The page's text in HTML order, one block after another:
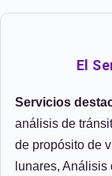
El
Servicios
análisis de
de propósito de
lunares,